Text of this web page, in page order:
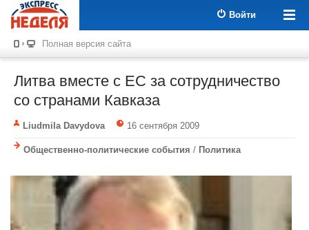
Войти
Полная версия сайта
Литва вместе с ЕС за сотрудничество
со странами Кавказа
Liudmila Davydova 16 сентября 2009
Общественно-политические события / Политика